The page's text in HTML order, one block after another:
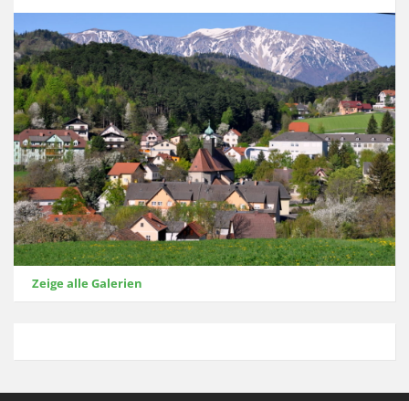
Zeige alle Galerien